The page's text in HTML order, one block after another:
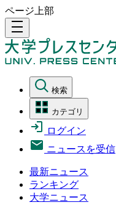
ページ上部
density_medium
検索
カテゴリ
ログイン
ニュースを受信
最新ニュース
ランキング
大学ニュース